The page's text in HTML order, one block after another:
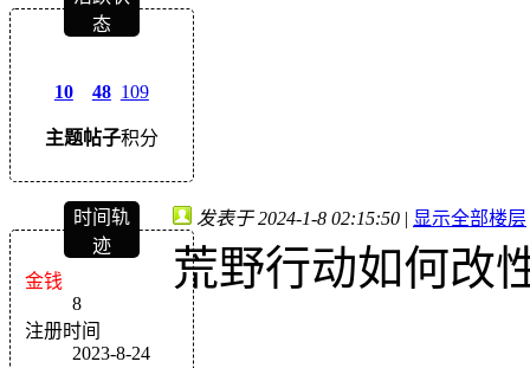
态
10
主题
48
帖子
109
积分
时间轨
迹
金钱
8
注册时间
2023-8-24
发表于 2024-1-8 02:15:50 | 显示全部楼层
荒野行动如何改